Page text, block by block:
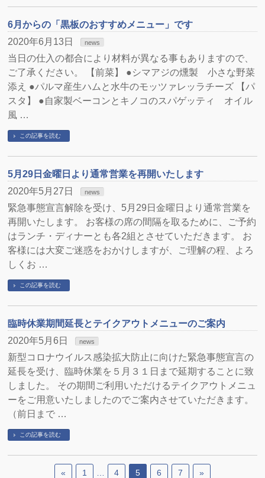
6月からの「黒板のおすすめメニュー」です
2020年6月13日
news
当日の仕入の都合により材料が異なる事もありますので、
ご了承ください。 【前菜】 ●シマアジの燻製 小さな野菜
添え ●パルマ産生ハムと水牛のモッツァレッラチーズ 【パ
スタ】 ●自家製ベーコンとキノコのスパゲッティ オイル
風 …
この記事を読む
5月29日金曜日より通常営業を再開いたします
2020年5月27日
news
緊急事態宣言解除を受け、5月29日金曜日より通常営業を
再開いたします。 お客様の席の間隔を取るために、ご予約
はランチ・ディナーとも各2組とさせていただきます。 お
客様には大変ご迷惑をおかけしますが、ご理解の程、よろ
しくお …
この記事を読む
臨時休業期間延長とテイクアウトメニューのご案内
2020年5月6日
news
新型コロナウイルス感染拡大防止に向けた緊急事態宣言の
延長を受け、臨時休業を５月３１日まで延期することに致
しました。 その期間ご利用いただけるテイクアウトメニュ
ーをご用意いたしましたのでご案内させていただきます。
（前日まで …
この記事を読む
« 1 4 5 6 7 »